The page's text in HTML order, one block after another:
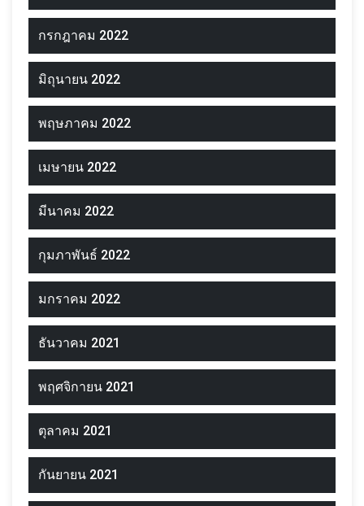
กรกฎาคม 2022
มิถุนายน 2022
พฤษภาคม 2022
เมษายน 2022
มีนาคม 2022
กุมภาพันธ์ 2022
มกราคม 2022
ธันวาคม 2021
พฤศจิกายน 2021
ตุลาคม 2021
กันยายน 2021